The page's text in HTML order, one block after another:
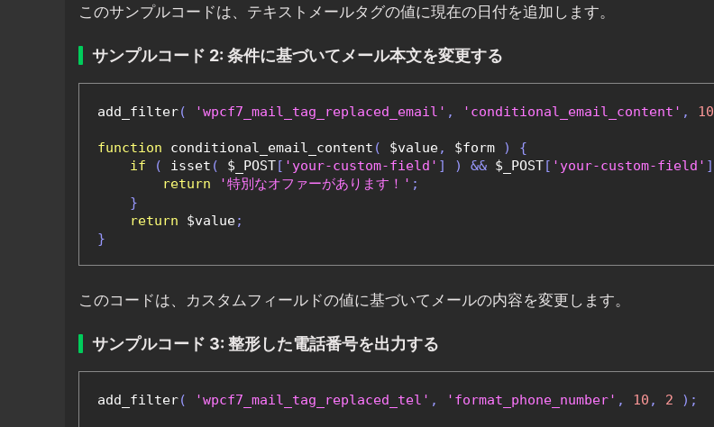
このサンプルコードは、テキストメールタグの値に現在の日付を追加します。
サンプルコード 2: 条件に基づいてメール本文を変更する
add_filter( 'wpcf7_mail_tag_replaced_email' , 'conditional_email_content' , 10
function conditional_email_content ( $value, $form )
{
if
( isset ( $_POST [ 'your-custom-field' ] ) && $_POST [ 'your-custom-field' ]
return
'特別なオファーがあります！' ;
}
return $value;
}
このコードは、カスタムフィールドの値に基づいてメールの内容を変更します。
サンプルコード 3: 整形した電話番号を出力する
add_filter( 'wpcf7_mail_tag_replaced_tel' , 'format_phone_number' , 10 , 2 );